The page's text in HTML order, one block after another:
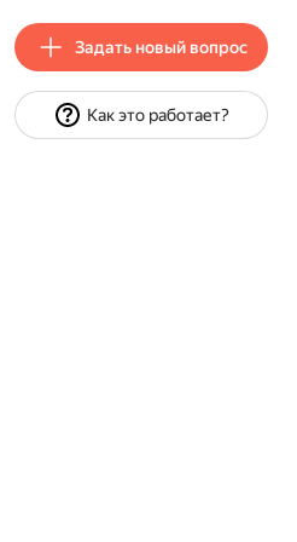
Задать новый вопрос
Как это работает?